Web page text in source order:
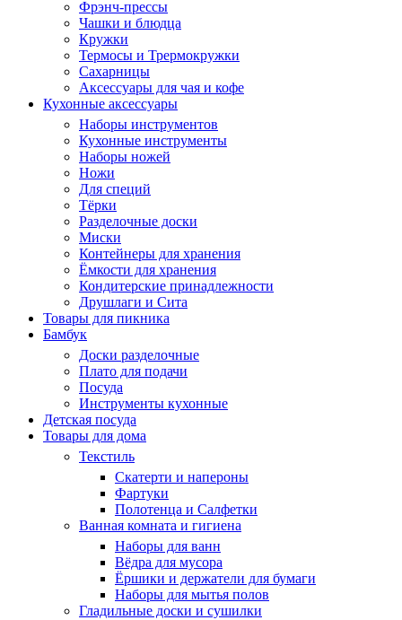
Фрэнч-прессы
Чашки и блюдца
Кружки
Термосы и Трермокружки
Сахарницы
Аксессуары для чая и кофе
Кухонные аксессуары
Наборы инструментов
Кухонные инструменты
Наборы ножей
Ножи
Для специй
Тёрки
Разделочные доски
Миски
Контейнеры для хранения
Ёмкости для хранения
Кондитерские принадлежности
Друшлаги и Сита
Товары для пикника
Бамбук
Доски разделочные
Плато для подачи
Посуда
Инструменты кухонные
Детская посуда
Товары для дома
Текстиль
Скатерти и напероны
Фартуки
Полотенца и Салфетки
Ванная комната и гигиена
Наборы для ванн
Вёдра для мусора
Ёршики и держатели для бумаги
Наборы для мытья полов
Гладильные доски и сушилки